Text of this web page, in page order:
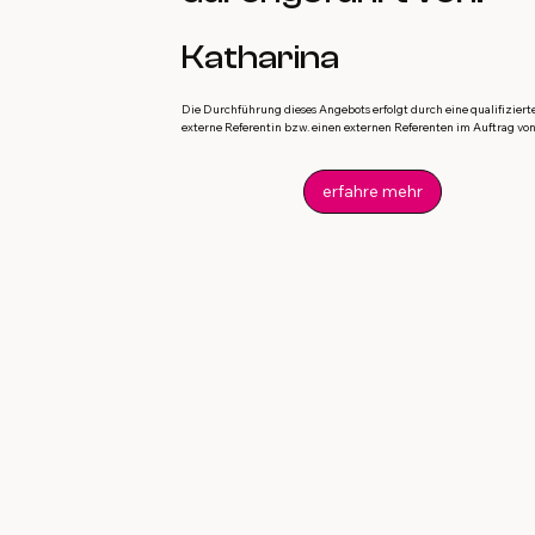
Katharina
Die Durchführung dieses Angebots erfolgt durch eine
externe Referentin bzw. einen externen Referenten im Auftrag
erfahre mehr